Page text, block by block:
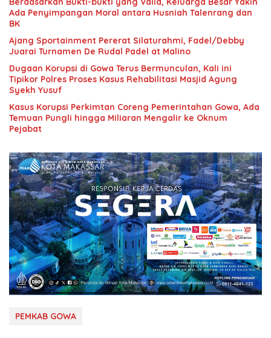
Ada Penyimpangan Moral antara Husniah Talenrang dan
BK
Ajang Sportainment Pererat Silaturahmi, Fadel/Debby
Juarai Turnamen De Rudal Padel at Malino
Dugaan Korupsi di Gowa Terus Bermunculan, Kali ini
Tipikor Polres Proses Kasus Rehabilitasi Masjid Agung
Syekh Yusuf
Kasus Korupsi Perkimtan Coreng Pemerintahan Gowa, Ada
Temuan Pungli hingga Miliaran Mengalir ke Oknum
Pejabat
PEMKAB GOWA